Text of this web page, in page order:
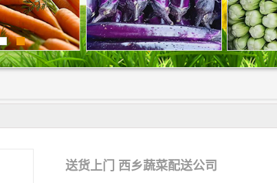
送货上门 西乡蔬菜配送公司